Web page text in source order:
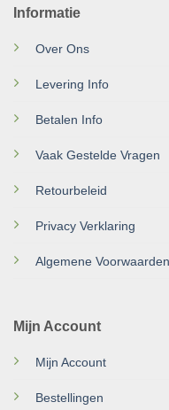
Informatie
Over Ons
Levering Info
Betalen Info
Vaak Gestelde Vragen
Retourbeleid
Privacy Verklaring
Algemene Voorwaarden
Mijn Account
Mijn Account
Bestellingen